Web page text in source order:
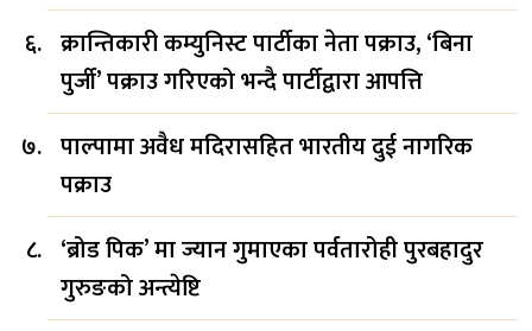
क्रान्तिकारी कम्युनिस्ट पार्टीका नेता पक्राउ, ‘बिना
पुर्जी’ पक्राउ गरिएको भन्दै पार्टीद्वारा आपत्ति
पाल्पामा अवैध मदिरासहित भारतीय दुई नागरिक
पक्राउ
‘ब्रोड पिक’ मा ज्यान गुमाएका पर्वतारोही पुरबहादुर
गुरुङको अन्त्येष्टि